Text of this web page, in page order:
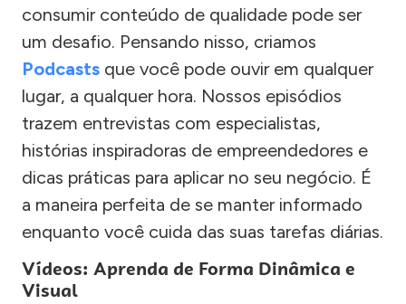
consumir conteúdo de qualidade pode ser
um desafio. Pensando nisso, criamos
Podcasts que você pode ouvir em qualquer
lugar, a qualquer hora. Nossos episódios
trazem entrevistas com especialistas,
histórias inspiradoras de empreendedores e
dicas práticas para aplicar no seu negócio. É
a maneira perfeita de se manter informado
enquanto você cuida das suas tarefas diárias.
Vídeos: Aprenda de Forma Dinâmica e
Visual